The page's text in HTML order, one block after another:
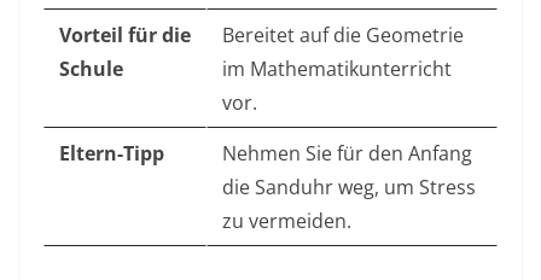
Vorteil für die
Schule
Bereitet auf die Geometrie
im Mathematikunterricht
vor.
Eltern-Tipp
Nehmen Sie für den Anfang
die Sanduhr weg, um Stress
zu vermeiden.